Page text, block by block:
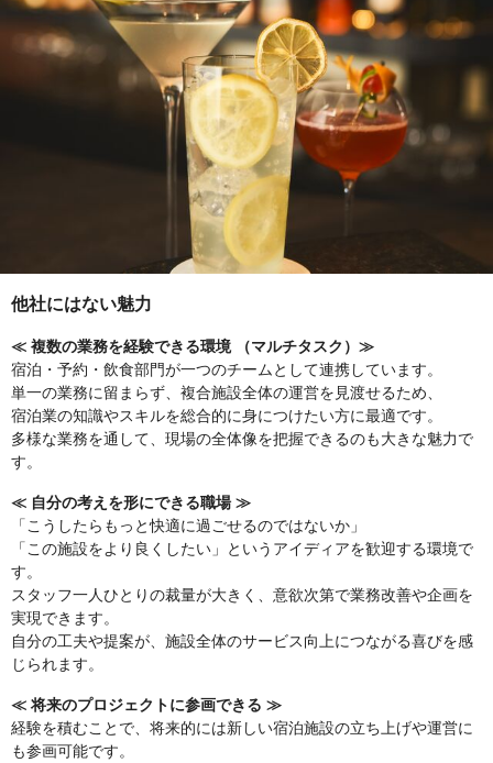
他社にはない魅力
≪ 複数の業務を経験できる環境 （マルチタスク）≫
宿泊・予約・飲食部門が一つのチームとして連携しています。
単一の業務に留まらず、複合施設全体の運営を見渡せるため、
宿泊業の知識やスキルを総合的に身につけたい方に最適です。
多様な業務を通して、現場の全体像を把握できるのも大きな魅力で
す。
≪ 自分の考えを形にできる職場 ≫
「こうしたらもっと快適に過ごせるのではないか」
「この施設をより良くしたい」というアイディアを歓迎する環境で
す。
スタッフ一人ひとりの裁量が大きく、意欲次第で業務改善や企画を
実現できます。
自分の工夫や提案が、施設全体のサービス向上につながる喜びを感
じられます。
≪ 将来のプロジェクトに参画できる ≫
経験を積むことで、将来的には新しい宿泊施設の立ち上げや運営に
も参画可能です。